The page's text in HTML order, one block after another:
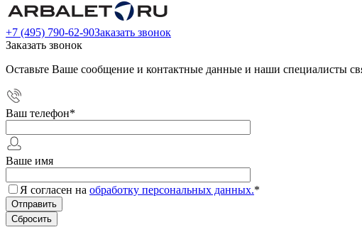
+7 (495) 790-62-90Заказать звонок
Заказать звонок
Оставьте Ваше сообщение и контактные данные и наши специалисты
Ваш телефон*
Ваше имя
Я согласен на обработку персональных данных.*